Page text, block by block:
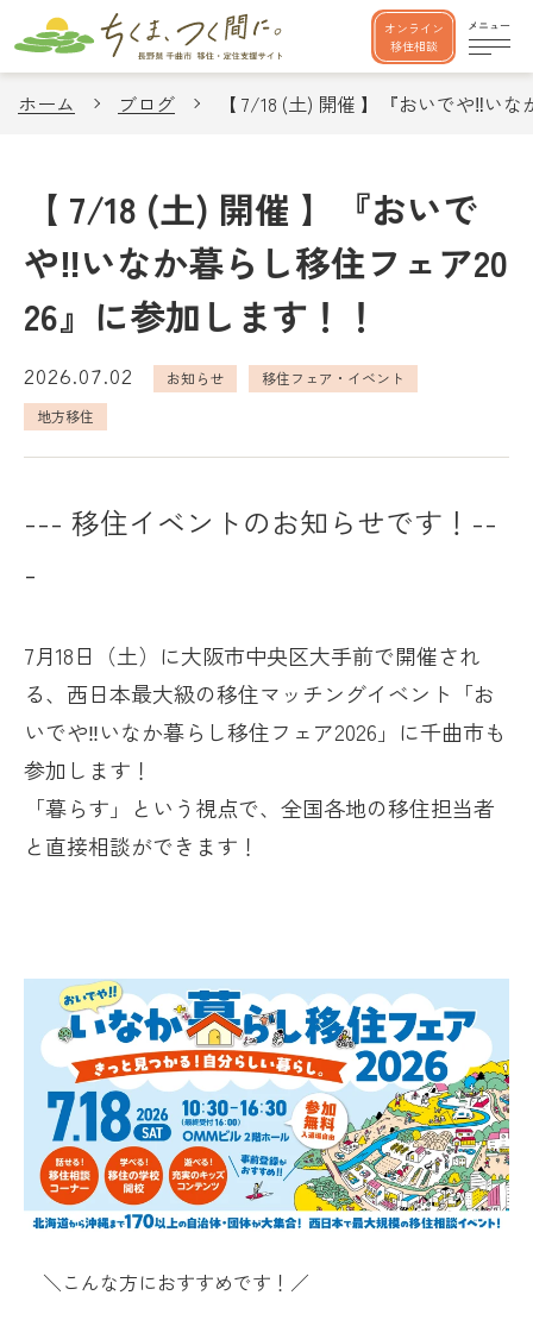
オンライン
移住相談
ホーム ブログ 【 7/18 (土) 開催 】『おいでや‼い
【 7/18 (土) 開催 】『おいで
や‼いなか暮らし移住フェア20
26』に参加します！！
2026.07.02 お知らせ
移住フェア・イベント
地方移住
--- 移住イベントのお知らせです！--
-
7月18日（土）に大阪市中央区大手前で開催され
る、西日本最大級の移住マッチングイベント 「お
いでや‼いなか暮らし移住フェア2026」に千曲市も
参加します！
「暮らす」という視点で、全国各地の移住担当者
と直接相談ができます！
＼こんな方におすすめです！／